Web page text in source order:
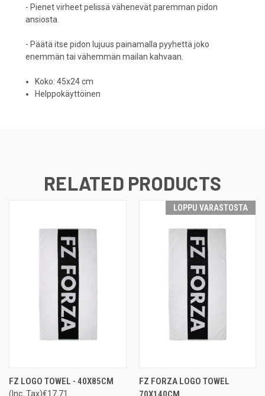
- Pienet virheet pelissä vähenevät paremman pidon
ansiosta.
- Päätä itse pidon lujuus painamalla pyyhettä joko
enemmän tai vähemmän mailan kahvaan.
Koko: 45x24 cm
Helppokäyttöinen
RELATED PRODUCTS
FZ LOGO TOWEL - 40X85CM
€17.71
(Inc. Tax)
LOPPU VARASTOSTA
FZ FORZA LOGO TOWEL